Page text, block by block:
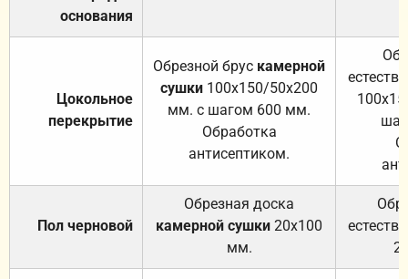
основания
Цокольное
перекрытие
Обрезной брус камерной
сушки 100х150/50х200
мм. с шагом 600 мм.
Обработка
антисептиком.
Пол черновой
Обрезная доска
камерной сушки 20х100
мм.